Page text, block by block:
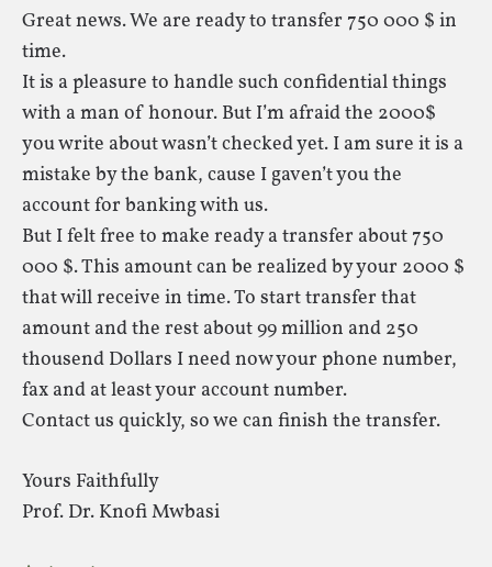
Great news. We are ready to transfer 750 000 $ in
time.
It is a pleasure to handle such confidential things
with a man of honour. But I’m afraid the 2000$
you write about wasn’t checked yet. I am sure it is a
mistake by the bank, cause I gaven’t you the
account for banking with us.
But I felt free to make ready a transfer about 750
000 $. This amount can be realized by your 2000 $
that will receive in time. To start transfer that
amount and the rest about 99 million and 250
thousend Dollars I need now your phone number,
fax and at least your account number.
Contact us quickly, so we can finish the transfer.
Yours Faithfully
Prof. Dr. Knofi Mwbasi